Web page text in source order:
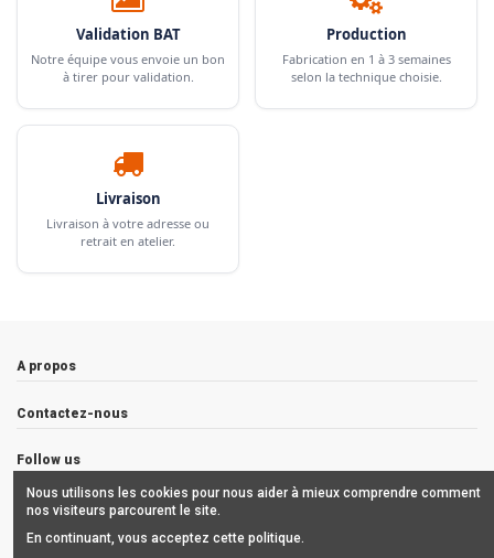
Validation BAT
Notre équipe vous envoie un bon
à tirer pour validation.
Production
Fabrication en 1 à 3 semaines
selon la technique choisie.
Livraison
Livraison à votre adresse ou
retrait en atelier.
A propos
Contactez-nous
Follow us
Newsletter
Nous utilisons les cookies pour nous aider à mieux comprendre comment
nos visiteurs parcourent le site.
En continuant, vous acceptez cette politique.